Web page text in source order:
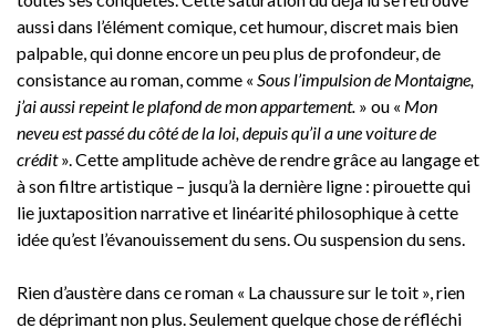
aussi dans l’élément comique, cet humour, discret mais bien
palpable, qui donne encore un peu plus de profondeur, de
consistance au roman, comme « Sous l’impulsion de Montaigne,
j’ai aussi repeint le plafond de mon appartement. » ou « Mon
neveu est passé du côté de la loi, depuis qu’il a une voiture de
crédit». Cette amplitude achève de rendre grâce au langage et
à son filtre artistique – jusqu’à la dernière ligne : pirouette qui
lie juxtaposition narrative et linéarité philosophique à cette
idée qu’est l’évanouissement du sens. Ou suspension du sens.
Rien d’austère dans ce roman « La chaussure sur le toit », rien
de déprimant non plus. Seulement quelque chose de réfléchi